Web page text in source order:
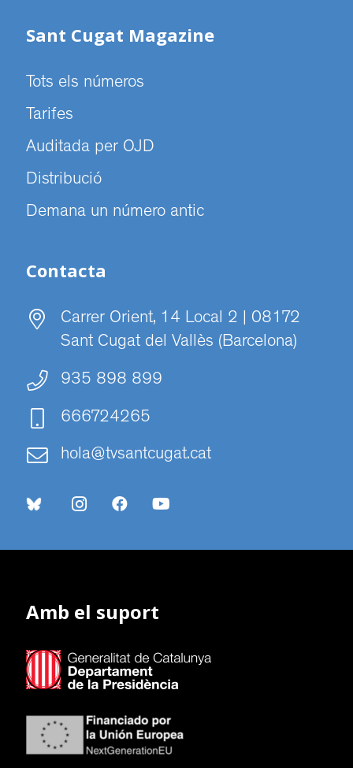
Sant Cugat Magazine
Tots els números
Tarifes
Auditada per OJD
Distribució
Demana un número antic
Contacta
Carrer Orient, 14 Local 2 | 08172
Sant Cugat del Vallès (Barcelona)
935 898 899
666724265
hola@tvsantcugat.cat
Amb el suport